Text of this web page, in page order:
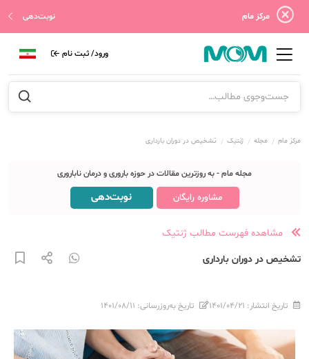
مرکز مام نوبت‌دهی
ورود/ ثبت نام
مرکز مام مجله ژنتیک تشخیص در دوران بارداری
مجله مام - به روزترین مقالات در حوزه باروری و درمان ناباروری
مشاوره رایگان نوبت‌دهی
مشاهده فهرست مطالب ژنتیک
تشخیص در دوران بارداری
تاریخ انتشار: ۱۴۰۱/۰۴/۲۱ تاریخ به‌روزرسانی: ۱۴۰۱/۰۸/۱۱